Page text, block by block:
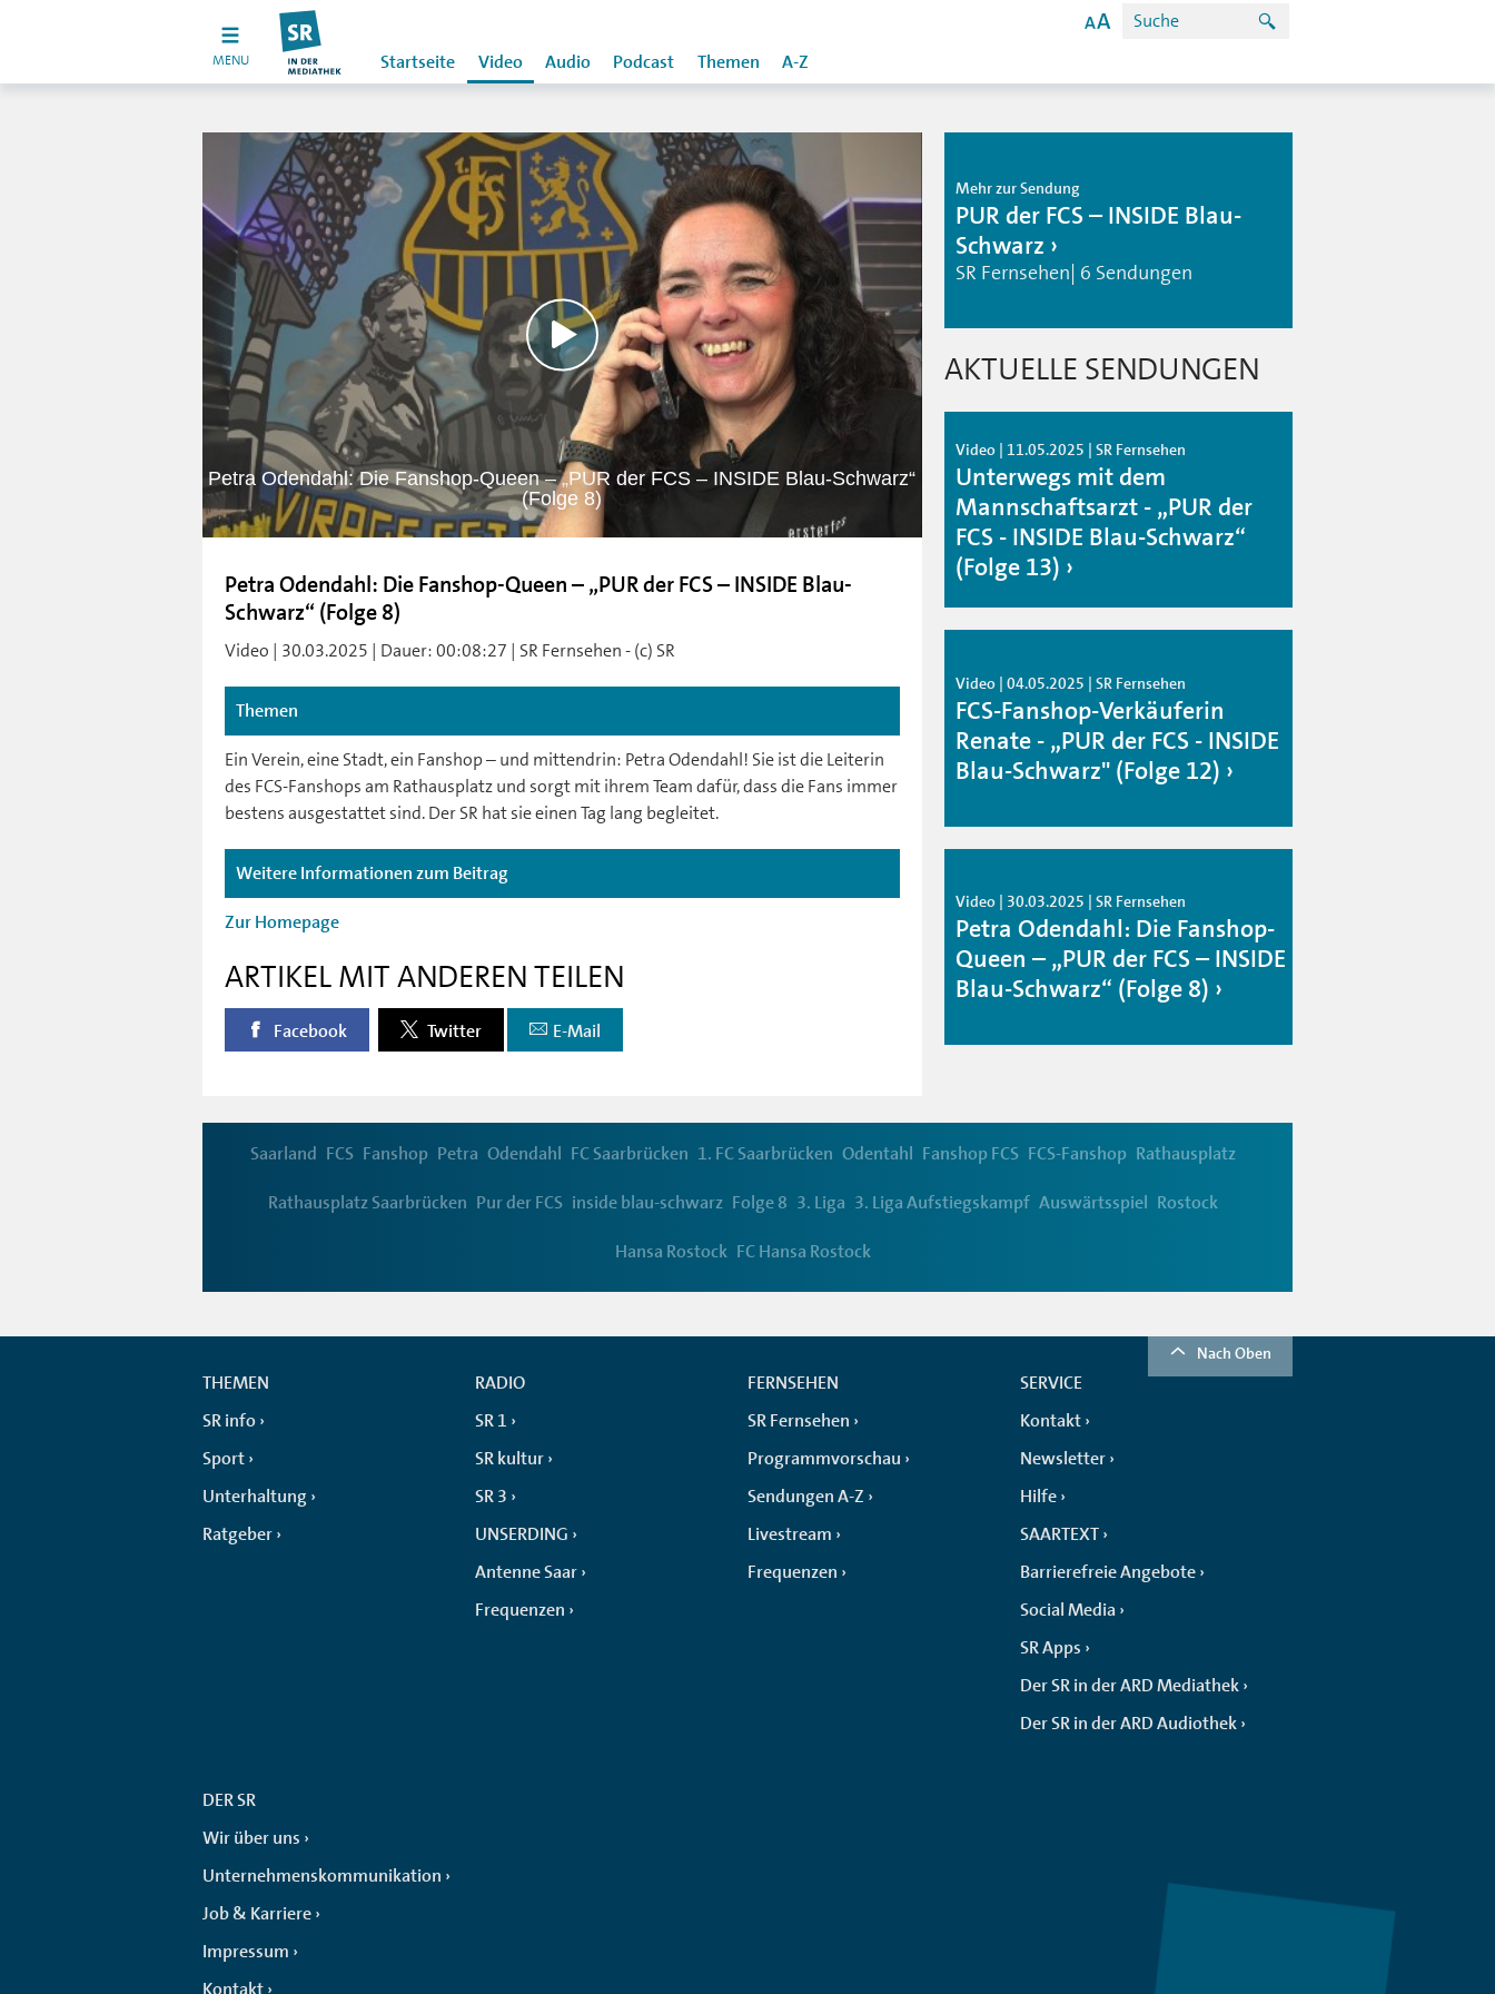
MENU Startseite Video Audio Podcast Themen A-Z
Petra Odendahl: Die Fanshop-Queen – „PUR der FCS – INSIDE Blau-Schwarz“
(Folge 8)
Petra Odendahl: Die Fanshop-Queen – „PUR der FCS – INSIDE Blau-
Schwarz“ (Folge 8)
Video | 30.03.2025 | Dauer: 00:08:27 | SR Fernsehen - (c) SR
Themen
Ein Verein, eine Stadt, ein Fanshop – und mittendrin: Petra Odendahl! Sie ist die Leiterin
des FCS-Fanshops am Rathausplatz und sorgt mit ihrem Team dafür, dass die Fans immer
bestens ausgestattet sind. Der SR hat sie einen Tag lang begleitet.
Weitere Informationen zum Beitrag
Zur Homepage
ARTIKEL MIT ANDEREN TEILEN
Facebook Twitter E-Mail
Mehr zur Sendung
PUR der FCS – INSIDE Blau-
Schwarz
SR Fernsehen| 6 Sendungen
AKTUELLE SENDUNGEN
Video | 11.05.2025 | SR Fernsehen
Unterwegs mit dem
Mannschaftsarzt - „PUR der
FCS - INSIDE Blau-Schwarz“
(Folge 13)
Video | 04.05.2025 | SR Fernsehen
FCS-Fanshop-Verkäuferin
Renate - „PUR der FCS - INSIDE
Blau-Schwarz" (Folge 12)
Video | 30.03.2025 | SR Fernsehen
Petra Odendahl: Die Fanshop-
Queen – „PUR der FCS – INSIDE
Blau-Schwarz“ (Folge 8)
Saarland FCS Fanshop Petra Odendahl FC Saarbrücken 1. FC Saarbrücken Odentahl Fanshop FCS FCS-Fanshop Rathausplatz
Rathausplatz Saarbrücken Pur der FCS inside blau-schwarz Folge 8 3. Liga 3. Liga Aufstiegskampf Auswärtsspiel Rostock
Hansa Rostock FC Hansa Rostock
Nach Oben
THEMEN
SR info
Sport
Unterhaltung
Ratgeber
RADIO
SR 1
SR kultur
SR 3
UNSERDING
Antenne Saar
Frequenzen
FERNSEHEN
SR Fernsehen
Programmvorschau
Sendungen A-Z
Livestream
Frequenzen
SERVICE
Kontakt
Newsletter
Hilfe
SAARTEXT
Barrierefreie Angebote
Social Media
SR Apps
Der SR in der ARD Mediathek
Der SR in der ARD Audiothek
DER SR
Wir über uns
Unternehmenskommunikation
Job & Karriere
Impressum
Kontakt